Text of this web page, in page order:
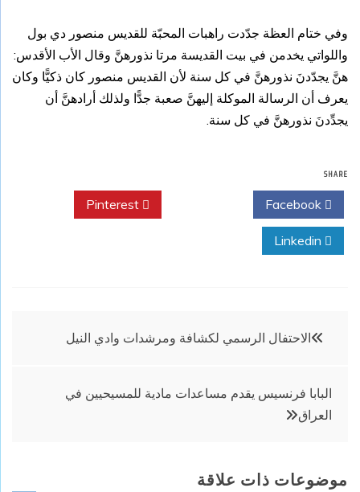
وفي ختام العظة جدّدت راهبات المحبّة للقديس منصور دي بول
واللواتي يخدمن في بيت القديسة مرتا نذورهنَّ وقال الأب الأقدس:
هنَّ يجدّدنَ نذورهنَّ في كل سنة لأن القديس منصور كان ذكيًّا وكان
يعرف أن الرسالة الموكلة إليهنَّ صعبة جدًّا ولذلك أرادهنَّ أن
يجدِّدنَ نذورهنَّ في كل سنة.
SHARE
تصفّح
الاحتفال الرسمي لكشافة ومرشدات وادي النيل
البابا فرنسيس يقدم مساعدات مادية للمسيحيين في
العراق
موضوعات ذات علاقة